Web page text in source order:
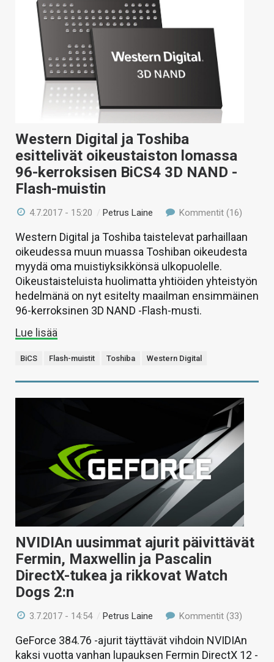
Western Digital ja Toshiba
esittelivät oikeustaiston lomassa
96-kerroksisen BiCS4 3D NAND -
Flash-muistin
4.7.2017 - 15:20 /Petrus Laine Kommentit (16)
Western Digital ja Toshiba taistelevat parhaillaan
oikeudessa muun muassa Toshiban oikeudesta
myydä oma muistiyksikkönsä ulkopuolelle.
Oikeustaisteluista huolimatta yhtiöiden yhteistyön
hedelmänä on nyt esitelty maailman ensimmäinen
96-kerroksinen 3D NAND -Flash-musti.
Lue lisää
BiCS Flash-muistit Toshiba Western Digital
NVIDIAn uusimmat ajurit päivittävät
Fermin, Maxwellin ja Pascalin
DirectX-tukea ja rikkovat Watch
Dogs 2:n
3.7.2017 - 14:54 /Petrus Laine Kommentit (33)
GeForce 384.76 -ajurit täyttävät vihdoin NVIDIAn
kaksi vuotta vanhan lupauksen Fermin DirectX 12 -